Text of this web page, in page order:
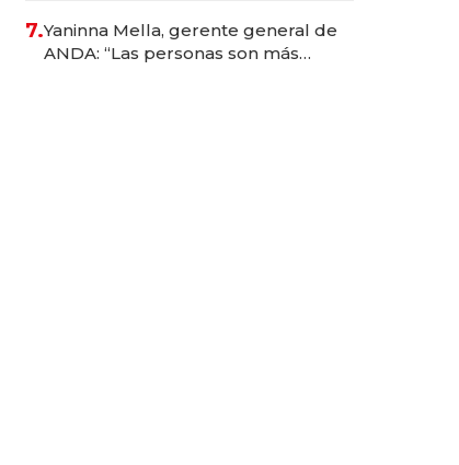
7.Yaninna Mella, gerente general de
ANDA: “Las personas son más